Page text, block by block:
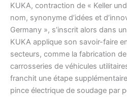
KUKA, contraction de « Keller
nom, synonyme d’idées et
Germany », s’inscrit alors dans
KUKA applique son savoir-faire
secteurs, comme la fabrication
carrosseries de véhicules
franchit une étape
pince électrique de soudage par